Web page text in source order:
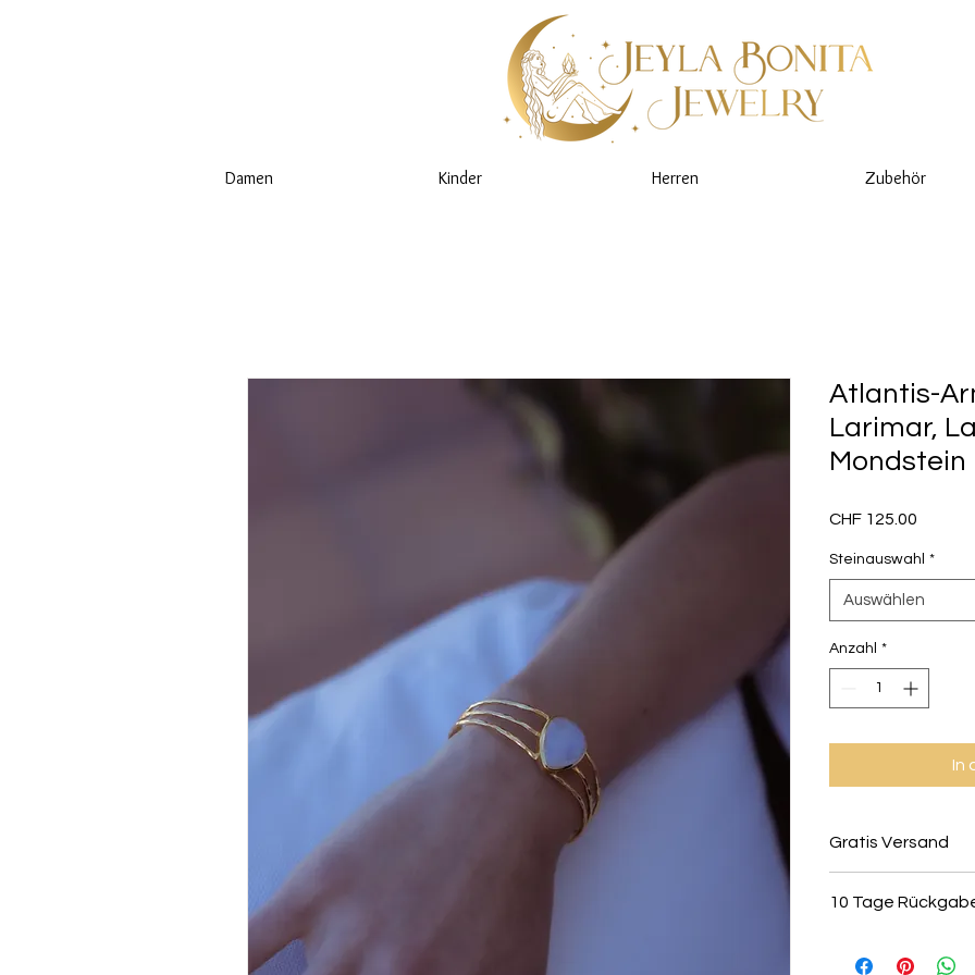
Damen Kinder Herren Zubehör
Atlantis-
Larimar,
Mondstein
CHF 125.00
Steinauswahl *
Auswählen
Anzahl *
In
Gratis Versand
kostenlos innerhalb
10 Tage
retourniert oder